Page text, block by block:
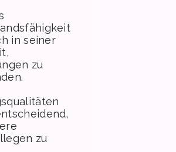
in seiner
zu
zu